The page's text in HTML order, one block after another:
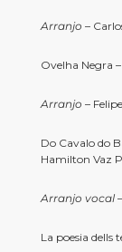
Arranjo –
Ovelha Negra
Arranjo –
Do Cavalo do
Hamilton Vaz
Arranjo vocal
La poesia dells